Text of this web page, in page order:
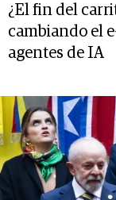
¿El fin del
cambiando el
agentes de IA